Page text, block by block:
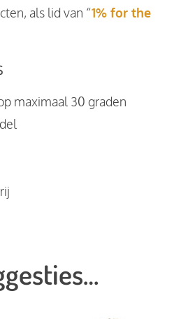
als lid van “1% for the
maximaal 30 graden